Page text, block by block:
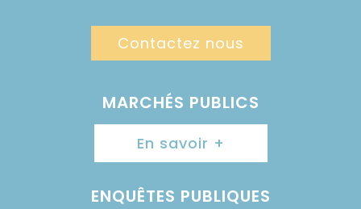
Contactez nous
MARCHÉS PUBLICS
En savoir +
ENQUÊTES PUBLIQUES